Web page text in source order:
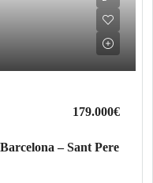
179.000€
– Sant Pere